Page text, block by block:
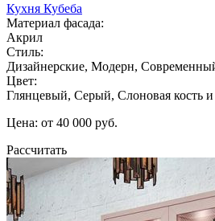
Кухня Кубеба
Материал фасада:
Акрил
Стиль:
Дизайнерские, Модерн,
Цвет:
Глянцевый, Серый, Слоновая кость и
Цена: от 40 000 руб.
Рассчитать